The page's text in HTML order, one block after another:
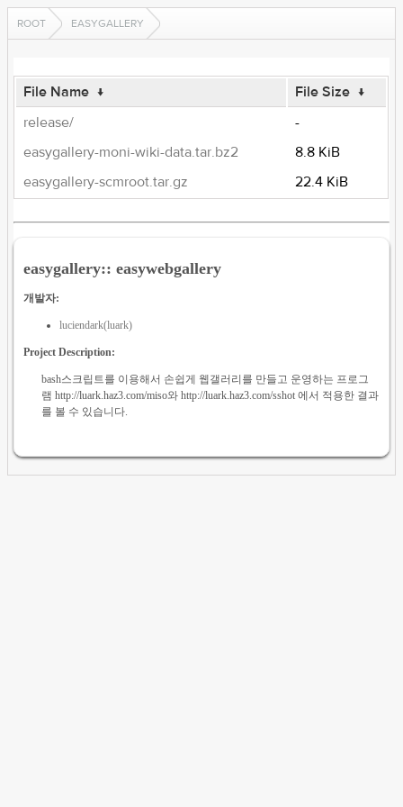
ROOT EASYGALLERY
File Name ↓ File Size ↓
release/
-
easygallery-moni-wiki-data.tar.bz2
8.8 KiB
easygallery-scmroot.tar.gz
22.4 KiB
easygallery:: easywebgallery
개발자:
luciendark(luark)
Project Description:
bash스크립트를 이용해서 손쉽게 웹갤러리를 만들고 운영하는 프로그
램 http://luark.haz3.com/miso와 http://luark.haz3.com/sshot 에서 적용한 결과
를 볼 수 있습니다.